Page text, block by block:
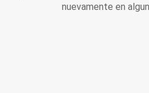
nuevamente en